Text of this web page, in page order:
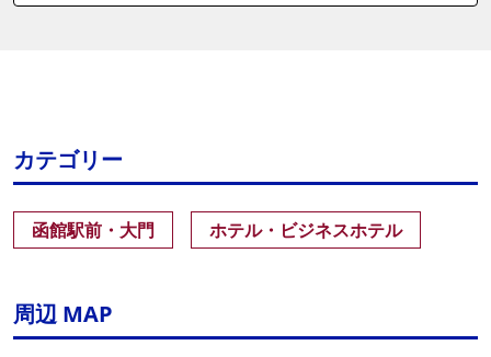
カテゴリー
函館駅前・大門 ホテル・ビジネスホテル
周辺 MAP